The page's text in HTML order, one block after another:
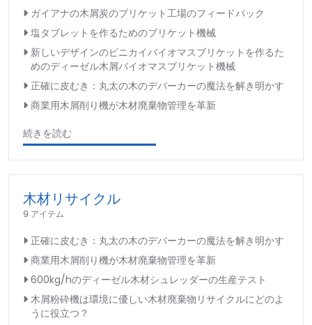
ガイアナの木屑炭のブリケット工場のフィードバック
塩タブレットを作るためのブリケット機械
新しいデザインのピニカイバイオマスブリケットを作るた
めのディーゼル木屑バイオマスブリケット機械
正確に皮むき：丸太の木のデバーカーの魔法を解き明かす
商業用木屑削り機が木材廃棄物管理を革新
続きを読む
木材リサイクル
9 アイテム
正確に皮むき：丸太の木のデバーカーの魔法を解き明かす
商業用木屑削り機が木材廃棄物管理を革新
600kg/hのディーゼル木材シュレッダーの生産テスト
木屑粉砕機は環境に優しい木材廃棄物リサイクルにどのよ
うに役立つ？